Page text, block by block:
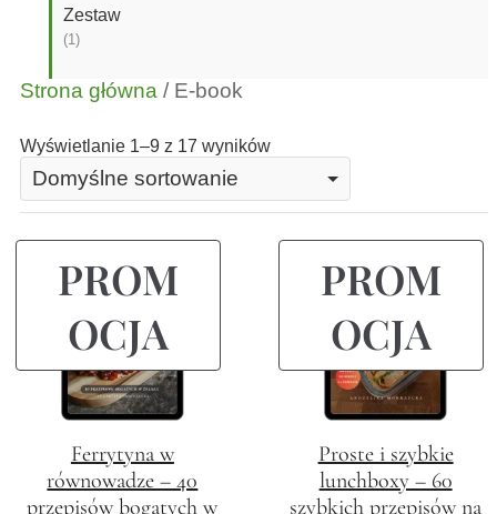
Zestaw
1
Strona główna / E-book
Wyświetlanie 1–9 z 17 wyników
PROM
OCJA
Ferrytyna w
równowadze – 40
przepisów bogatych w
PROM
OCJA
Proste i szybkie
lunchboxy – 60
szybkich przepisów na